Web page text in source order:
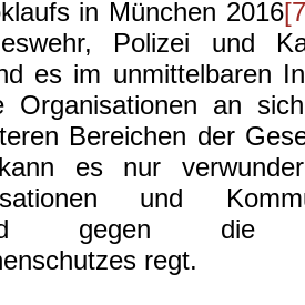
in München 2016
Polizei und
es im unmittelbaren
Organisationen an
Bereichen der
es nur
und
gegen die
regt.